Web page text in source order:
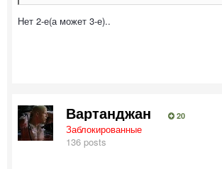
Нет 2-е(а может 3-е)..
Вартанджан 20
Заблокированные
136 posts